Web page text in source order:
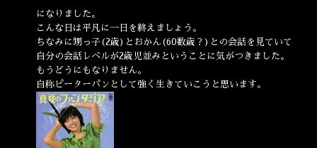
になりました。
こんな日は平凡に一日を終えましょう。
ちなみに甥っ子(2歳)とおかん(60数歳？)との会話を見ていて
自分の会話レベルが2歳児並みということに気がつきました。
もうどうにもなりません。
自称ピーターパンとして強く生きていこうと思います。